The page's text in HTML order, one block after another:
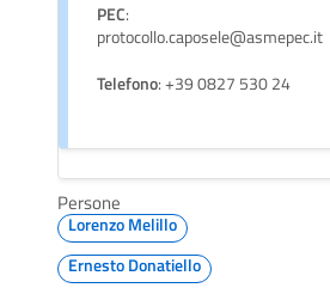
PEC:
protocollo.caposele@asmepec.it
Telefono: +39 0827 530 24
Persone
Lorenzo Melillo
Ernesto Donatiello